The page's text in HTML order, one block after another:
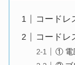
コードレ
コードレ
① 電